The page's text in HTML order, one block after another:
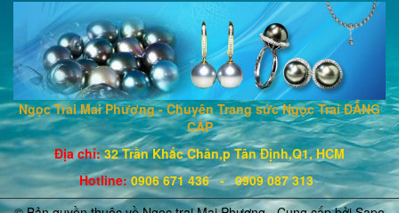
Ngọc Trai Mai Phương - Chuyên Trang sức Ngọc Trai ĐẲNG
CẤP
Địa chỉ: 32 Trần Khắc Chân,p Tân Định,Q1, HCM
Hotline: 0906 671436- 0909 087 313